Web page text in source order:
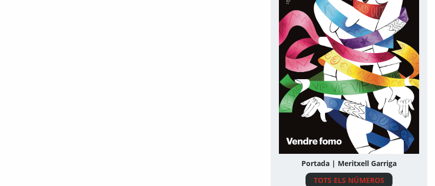
Portada | Meritxell Garriga
TOTS ELS NÚMEROS